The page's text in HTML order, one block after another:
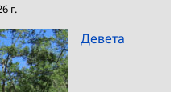
г.
Девета